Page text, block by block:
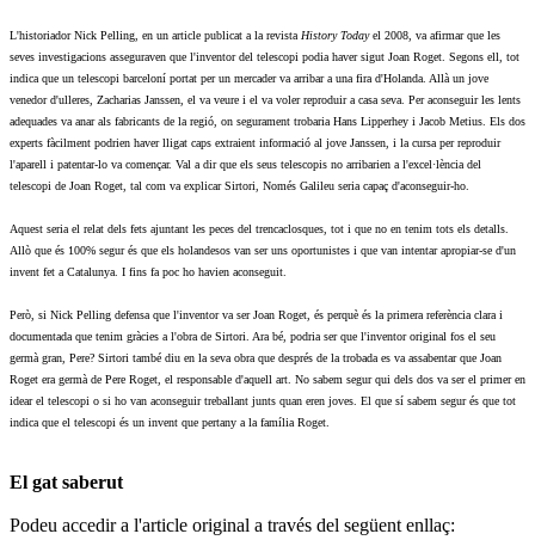
L'historiador Nick Pelling, en un article publicat a la revista History Todayel 2008, va afirmar que les
seves investigacions asseguraven que l'inventor del telescopi podia haver sigut Joan Roget. Segons ell, tot
indica que un telescopi barceloní portat per un mercader va arribar a una fira d'Holanda. Allà un jove
venedor d'ulleres, Zacharias Janssen, el va veure i el va voler reproduir a casa seva. Per aconseguir les lents
adequades va anar als fabricants de la regió, on segurament trobaria Hans Lipperhey i Jacob Metius. Els dos
experts fàcilment podrien haver lligat caps extraient informació al jove Janssen, i la cursa per reproduir
l'aparell i patentar-lo va començar. Val a dir que els seus telescopis no arribarien a l'excel·lència del
telescopi de Joan Roget, tal com va explicar Sirtori, Només Galileu seria capaç d'aconseguir-ho.
Aquest seria el relat dels fets ajuntant les peces del trencaclosques, tot i que no en tenim tots els detalls.
Allò que és 100% segur és que els holandesos van ser uns oportunistes i que van intentar apropiar-se d'un
invent fet a Catalunya. I fins fa poc ho havien aconseguit.
Però, si Nick Pelling defensa que l'inventor va ser Joan Roget, és perquè és la primera referència clara i
documentada que tenim gràcies a l'obra de Sirtori. Ara bé, podria ser que l'inventor original fos el seu
germà gran, Pere? Sirtori també diu en la seva obra que després de la trobada es va assabentar que Joan
Roget era germà de Pere Roget, el responsable d'aquell art. No sabem segur qui dels dos va ser el primer en
idear el telescopi o si ho van aconseguir treballant junts quan eren joves. El que sí sabem segur és que tot
indica que el telescopi és un invent que pertany a la família Roget.
El gat saberut
Podeu accedir a l'article original a través del següent enllaç: